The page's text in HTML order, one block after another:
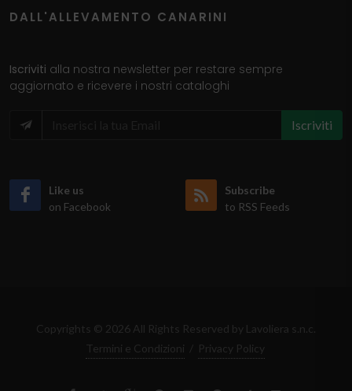
DALL'ALLEVAMENTO CANARINI
Iscriviti alla nostra newsletter per restare sempre
aggiornato e ricevere i nostri cataloghi
Iscriviti
Like us
on Facebook
Subscribe
to RSS Feeds
Copyrights © 2026 All Rights Reserved by Lavoliera s.n.c.
Termini e Condizioni
Privacy Policy